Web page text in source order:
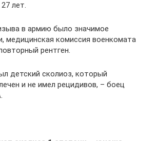
лет.
в армию было значимое
медицинская комиссия военкомата
рентген.
детский сколиоз, который
и не имел рецидивов, – боец